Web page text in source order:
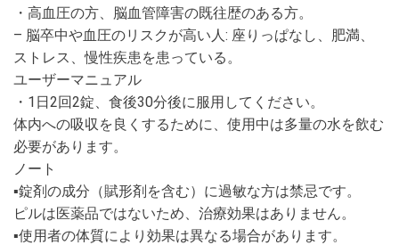
・高血圧の方、脳血管障害の既往歴のある方。
– 脳卒中や血圧のリスクが高い人: 座りっぱなし、肥満、
ストレス、慢性疾患を患っている。
ユーザーマニュアル
・1日2回2錠、食後30分後に服用してください。
体内への吸収を良くするために、使用中は多量の水を飲む
必要があります。
ノート
▪️錠剤の成分（賦形剤を含む）に過敏な方は禁忌です。
ピルは医薬品ではないため、治療効果はありません。
▪️使用者の体質により効果は異なる場合があります。